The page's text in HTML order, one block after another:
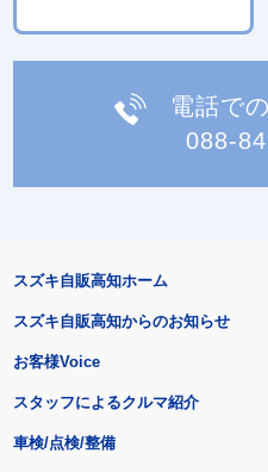
電話で
088-
スズキ自販高知ホーム
スズキ自販高知からのお知らせ
お客様Voice
スタッフによるクルマ紹介
車検/点検/整備